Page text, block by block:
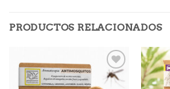
PRODUCTOS RELACIONADOS
Añadir